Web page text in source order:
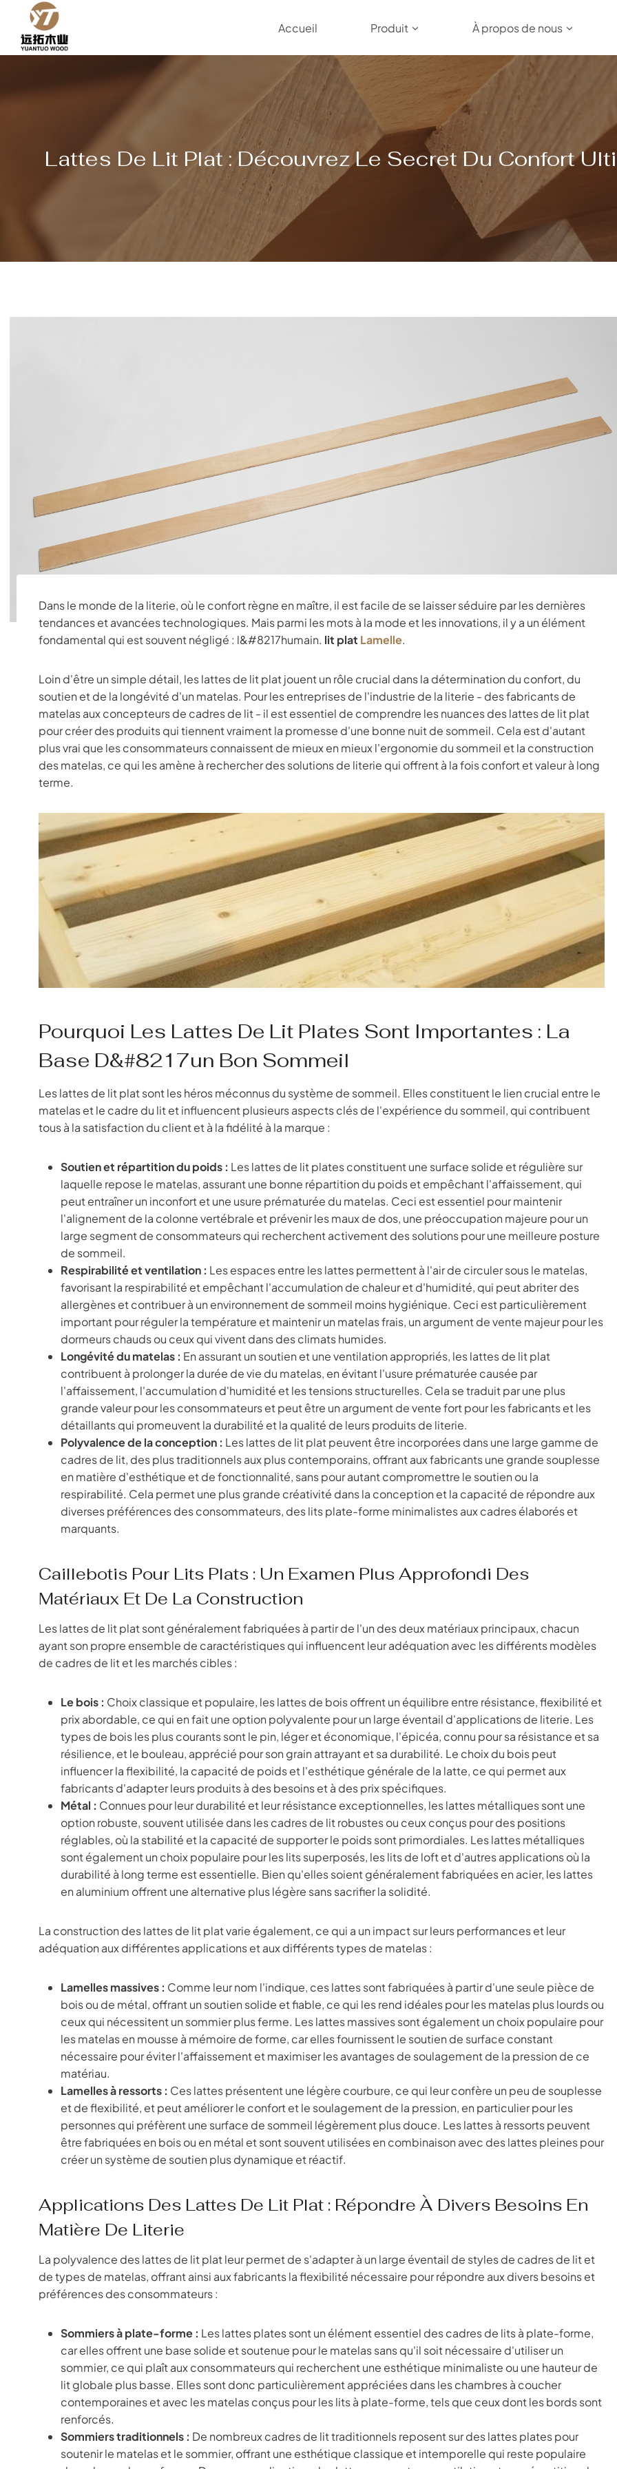
contenu
Accueil Produit À propos de nous
Lattes De Lit Plat : Découvrez Le Secret Du Confort
Dans le monde de la literie, où le confort règne en maître, il est facile de se laisser séduire par les dernières
tendances et avancées technologiques. Mais parmi les mots à la mode et les innovations, il y a un élément
fondamental qui est souvent négligé : l&#8217humain. lit plat Lamelle.
Loin d'être un simple détail, les lattes de lit plat jouent un rôle crucial dans la détermination du confort, du
soutien et de la longévité d'un matelas. Pour les entreprises de l'industrie de la literie - des fabricants de
matelas aux concepteurs de cadres de lit - il est essentiel de comprendre les nuances des lattes de lit plat
pour créer des produits qui tiennent vraiment la promesse d'une bonne nuit de sommeil. Cela est d'autant
plus vrai que les consommateurs connaissent de mieux en mieux l'ergonomie du sommeil et la construction
des matelas, ce qui les amène à rechercher des solutions de literie qui offrent à la fois confort et valeur à long
terme.
Pourquoi Les Lattes De Lit Plates Sont Importantes : La
Base D&#8217un Bon Sommeil
Les lattes de lit plat sont les héros méconnus du système de sommeil. Elles constituent le lien crucial entre le
matelas et le cadre du lit et influencent plusieurs aspects clés de l'expérience du sommeil, qui contribuent
tous à la satisfaction du client et à la fidélité à la marque :
Soutien et répartition du poids : Les lattes de lit plates constituent une surface solide et régulière sur
laquelle repose le matelas, assurant une bonne répartition du poids et empêchant l'affaissement, qui
peut entraîner un inconfort et une usure prématurée du matelas. Ceci est essentiel pour maintenir
l'alignement de la colonne vertébrale et prévenir les maux de dos, une préoccupation majeure pour un
large segment de consommateurs qui recherchent activement des solutions pour une meilleure posture
de sommeil.
Respirabilité et ventilation : Les espaces entre les lattes permettent à l'air de circuler sous le matelas,
favorisant la respirabilité et empêchant l'accumulation de chaleur et d'humidité, qui peut abriter des
allergènes et contribuer à un environnement de sommeil moins hygiénique. Ceci est particulièrement
important pour réguler la température et maintenir un matelas frais, un argument de vente majeur pour les
dormeurs chauds ou ceux qui vivent dans des climats humides.
Longévité du matelas : En assurant un soutien et une ventilation appropriés, les lattes de lit plat
contribuent à prolonger la durée de vie du matelas, en évitant l'usure prématurée causée par
l'affaissement, l'accumulation d'humidité et les tensions structurelles. Cela se traduit par une plus
grande valeur pour les consommateurs et peut être un argument de vente fort pour les fabricants et les
détaillants qui promeuvent la durabilité et la qualité de leurs produits de literie.
Polyvalence de la conception : Les lattes de lit plat peuvent être incorporées dans une large gamme de
cadres de lit, des plus traditionnels aux plus contemporains, offrant aux fabricants une grande souplesse
en matière d'esthétique et de fonctionnalité, sans pour autant compromettre le soutien ou la
respirabilité. Cela permet une plus grande créativité dans la conception et la capacité de répondre aux
diverses préférences des consommateurs, des lits plate-forme minimalistes aux cadres élaborés et
marquants.
Caillebotis Pour Lits Plats : Un Examen Plus Approfondi Des
Matériaux Et De La Construction
Les lattes de lit plat sont généralement fabriquées à partir de l'un des deux matériaux principaux, chacun
ayant son propre ensemble de caractéristiques qui influencent leur adéquation avec les différents modèles
de cadres de lit et les marchés cibles :
Le bois : Choix classique et populaire, les lattes de bois offrent un équilibre entre résistance, flexibilité et
prix abordable, ce qui en fait une option polyvalente pour un large éventail d'applications de literie. Les
types de bois les plus courants sont le pin, léger et économique, l'épicéa, connu pour sa résistance et sa
résilience, et le bouleau, apprécié pour son grain attrayant et sa durabilité. Le choix du bois peut
influencer la flexibilité, la capacité de poids et l'esthétique générale de la latte, ce qui permet aux
fabricants d'adapter leurs produits à des besoins et à des prix spécifiques.
Métal : Connues pour leur durabilité et leur résistance exceptionnelles, les lattes métalliques sont une
option robuste, souvent utilisée dans les cadres de lit robustes ou ceux conçus pour des positions
réglables, où la stabilité et la capacité de supporter le poids sont primordiales. Les lattes métalliques
sont également un choix populaire pour les lits superposés, les lits de loft et d'autres applications où la
durabilité à long terme est essentielle. Bien qu'elles soient généralement fabriquées en acier, les lattes
en aluminium offrent une alternative plus légère sans sacrifier la solidité.
La construction des lattes de lit plat varie également, ce qui a un impact sur leurs performances et leur
adéquation aux différentes applications et aux différents types de matelas :
Lamelles massives : Comme leur nom l'indique, ces lattes sont fabriquées à partir d'une seule pièce de
bois ou de métal, offrant un soutien solide et fiable, ce qui les rend idéales pour les matelas plus lourds ou
ceux qui nécessitent un sommier plus ferme. Les lattes massives sont également un choix populaire pour
les matelas en mousse à mémoire de forme, car elles fournissent le soutien de surface constant
nécessaire pour éviter l'affaissement et maximiser les avantages de soulagement de la pression de ce
matériau.
Lamelles à ressorts : Ces lattes présentent une légère courbure, ce qui leur confère un peu de souplesse
et de flexibilité, et peut améliorer le confort et le soulagement de la pression, en particulier pour les
personnes qui préfèrent une surface de sommeil légèrement plus douce. Les lattes à ressorts peuvent
être fabriquées en bois ou en métal et sont souvent utilisées en combinaison avec des lattes pleines pour
créer un système de soutien plus dynamique et réactif.
Applications Des Lattes De Lit Plat : Répondre À Divers Besoins En
Matière De Literie
La polyvalence des lattes de lit plat leur permet de s'adapter à un large éventail de styles de cadres de lit et
de types de matelas, offrant ainsi aux fabricants la flexibilité nécessaire pour répondre aux divers besoins et
préférences des consommateurs :
Sommiers à plate-forme : Les lattes plates sont un élément essentiel des cadres de lits à plate-forme,
car elles offrent une base solide et soutenue pour le matelas sans qu'il soit nécessaire d'utiliser un
sommier, ce qui plaît aux consommateurs qui recherchent une esthétique minimaliste ou une hauteur de
lit globale plus basse. Elles sont donc particulièrement appréciées dans les chambres à coucher
contemporaines et avec les matelas conçus pour les lits à plate-forme, tels que ceux dont les bords sont
renforcés.
Sommiers traditionnels : De nombreux cadres de lit traditionnels reposent sur des lattes plates pour
soutenir le matelas et le sommier, offrant une esthétique classique et intemporelle qui reste populaire